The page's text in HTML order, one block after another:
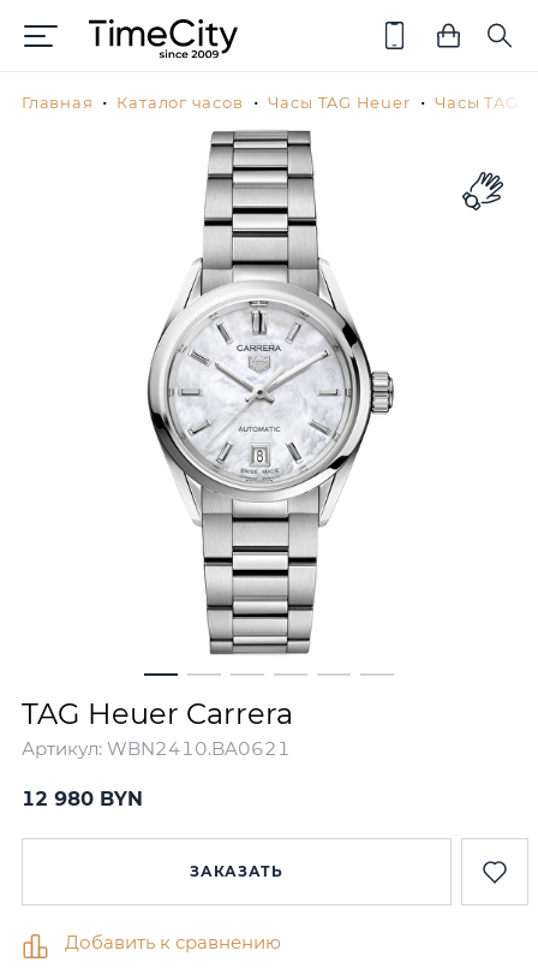
Главная Каталог часов Часы TAG Heuer Часы TAG
TAG Heuer Carrera
Артикул: WBN2410.BA0621
12 980 BYN
ЗАКАЗАТЬ
Добавить к сравнению